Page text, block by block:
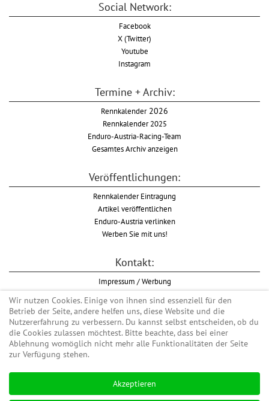
Social Network:
Facebook
X (Twitter)
Youtube
Instagram
Termine + Archiv:
Rennkalender2026
Rennkalender 2025
Enduro-Austria-Racing-Team
Gesamtes Archiv anzeigen
Veröffentlichungen:
Rennkalender Eintragung
Artikel veröffentlichen
Enduro-Austria verlinken
Werben Sie mit uns!
Kontakt:
Impressum / Werbung
Datenschutzinformation
Informationspflicht WKO
AGB
#enduroaustria, #wirlebenenduro #enduroaustriaracingteam
Enduro-Austria, Enduro, Endurosport, Endurocross, Endurotraining, Endurotouren,
Wir nutzen Cookies. Einige von ihnen sind essenziell für den
Betrieb der Seite, andere helfen uns, diese Website und die
Nutzererfahrung zu verbessern. Du kannst selbst entscheiden, ob du
die Cookies zulassen möchtest. Bitte beachte, dass bei einer
Ablehnung womöglich nicht mehr alle Funktionalitäten der Seite
zur Verfügung stehen.
Akzeptieren